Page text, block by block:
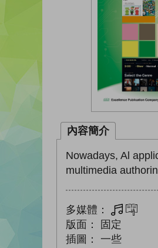
內容簡介
Nowadays, Al
multimedia
多媒體： 多媒體
互動
版面：
固定
插圖：
一些